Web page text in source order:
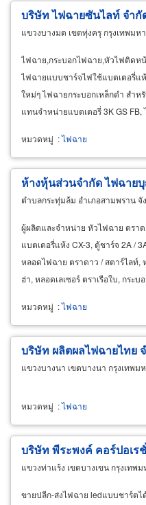
บริษัท ไฟฉายซันไลท์ จำกั
แขวงบางมด เขตทุ่งครุ กรุงเทพมห
ไฟฉาย,กระบอกไฟฉาย,หัวไฟติดห
ไฟฉายแบบชาร์จไฟใช้แบตเตอรี่แ
ใหม่ๆ ไฟฉายกระบอกเหล็กดำ สำ
แทนจำหน่ายแบตเตอรี่ 3K GS
หมวดหมู่ :ไฟฉาย
ห้างหุ้นส่วนจำกัด ไฟฉาย
ตำบลกระทุ่มล้ม อำเภอสามพราน
ผู้ผลิตและจำหน่าย หัวไฟฉาย ตรา
แบตเตอรี่แห้ง CX-3, ตู้ชาร์จ 2A /
หลอดไฟฉาย ตราดาว / สตาร์ไลท์,
ฮ่า, หลอดเลเซอร์ ตราเรือใบ, กระ
หมวดหมู่ :ไฟฉาย
บริษัท ผลิตผลไฟฉายไทย
แขวงบางนา เขตบางนา กรุงเทพม
หมวดหมู่ :ไฟฉาย
บริษัท พีระพงค์ คอร์ปอเร
แขวงท่าแร้ง เขตบางเขน กรุงเทพ
ขายปลีก-ส่งไฟฉาย ledแบบชาร์ตไ